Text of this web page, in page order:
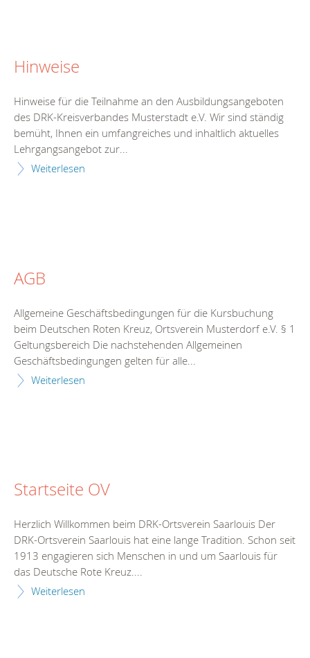
Hinweise
Hinweise für die Teilnahme an den Ausbildungsangeboten
des DRK-Kreisverbandes Musterstadt e.V. Wir sind ständig
bemüht, Ihnen ein umfangreiches und inhaltlich aktuelles
Lehrgangsangebot zur...
Weiterlesen
AGB
Allgemeine Geschäftsbedingungen für die Kursbuchung
beim Deutschen Roten Kreuz, Ortsverein Musterdorf e.V. § 1
Geltungsbereich Die nachstehenden Allgemeinen
Geschäftsbedingungen gelten für alle...
Weiterlesen
Startseite OV
Herzlich Willkommen beim DRK-Ortsverein Saarlouis Der
DRK-Ortsverein Saarlouis hat eine lange Tradition. Schon seit
1913 engagieren sich Menschen in und um Saarlouis für
das Deutsche Rote Kreuz....
Weiterlesen